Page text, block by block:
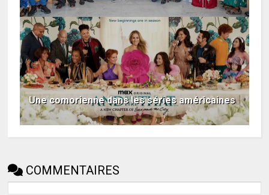
Une comorienne dans les séries américaines
COMMENTAIRES